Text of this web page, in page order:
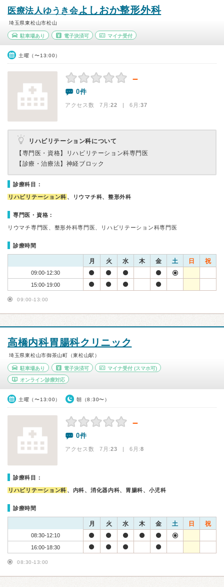
医療法人ゆうき会よしおか整形外科
埼玉県東松山市松山
駐車場あり 電子決済可 マイナ受付
土曜（〜13:00）
－
0件
アクセス数 7月:22 | 6月:37
リハビリテーション科について
【専門医・資格】
リハビリテーション科専門医
【診療・治療法】 神経ブロック
診療科目：
リハビリテーション科 、リウマチ科、整形外科
専門医・資格：
リウマチ専門医、整形外科専門医、リハビリテーション科専門医
診療時間
月 火 水 木 金 土 日 祝
09:00-12:30
15:00-19:00
09:00-13:00
高橋内科胃腸科クリニック
埼玉県東松山市御茶山町（東松山駅）
駐車場あり 電子決済可 マイナ受付 (スマホ可)
オンライン診療対応
土曜（〜13:00） 朝（8:30〜）
－
0件
アクセス数 7月:23 | 6月:8
診療科目：
リハビリテーション科 、内科、消化器内科、胃腸科、小児科
診療時間
月 火 水 木 金 土 日 祝
08:30-12:10
16:00-18:30
08:30-13:00